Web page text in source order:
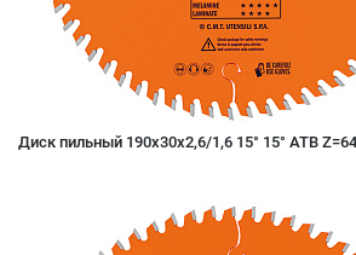
Диск пильный 190x30x2,6/1,6 15° 15° ATB